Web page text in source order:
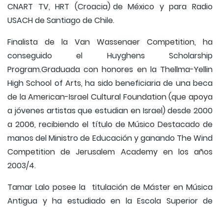
CNART TV, HRT (Croacia) de México y para Radio
USACH de Santiago de Chile.
Finalista de la Van Wassenaer Competition, ha
conseguido el Huyghens Scholarship
Program.Graduada con honores en la Thellma-Yellin
High School of Arts, ha sido beneficiaria de una beca
de la American-Israel Cultural Foundation (que apoya
a jóvenes artistas que estudian en Israel) desde 2000
a 2006, recibiendo el título de Músico Destacado de
manos del Ministro de Educación y ganando The Wind
Competition de Jerusalem Academy en los años
2003/4.
Tamar Lalo posee la titulación de Máster en Música
Antigua y ha estudiado en la Escola Superior de